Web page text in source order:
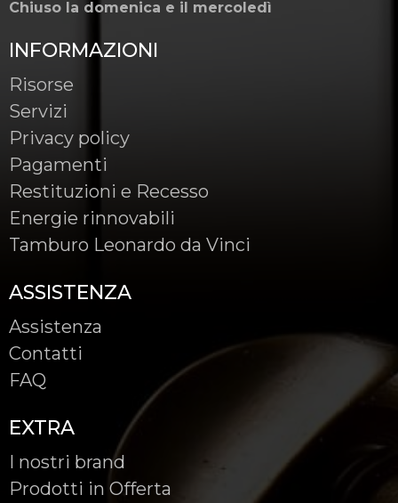
Chiuso la domenica e il mercoledì
INFORMAZIONI
Risorse
Servizi
Privacy policy
Pagamenti
Restituzioni e Recesso
Energie rinnovabili
Tamburo Leonardo da Vinci
ASSISTENZA
Assistenza
Contatti
FAQ
EXTRA
I nostri brand
Prodotti in Offerta